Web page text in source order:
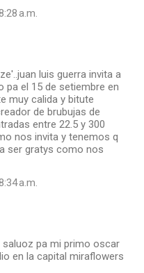
a.m.
luis guerra invita a
pa el 15 de setiembre en
muy calida y bitute
de brubujas de
entre 22.5 y 300
nos invita y tenemos q
ser gratys como nos
a.m.
saluoz pa mi primo oscar
en la capital miraflowers